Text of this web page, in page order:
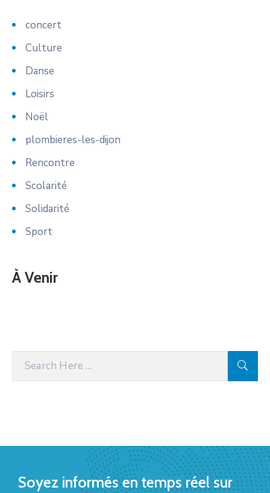
concert
Culture
Danse
Loisirs
Noël
plombieres-les-dijon
Rencontre
Scolarité
Solidarité
Sport
À Venir
Soyez informés en temps réel sur